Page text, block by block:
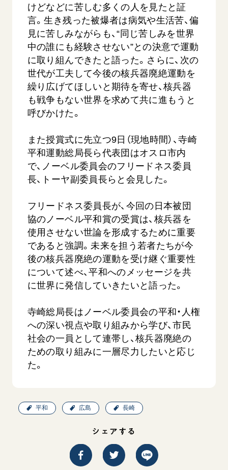
けどなどに苦しむ多くの人を見たと証
言。生き残った被爆者は病気や生活苦、偏
見に苦しみながらも、“同じ苦しみを世界
中の誰にも経験させない”との決意で運動
に取り組んできたと語った。さらに、次の
世代が工夫して今後の核兵器廃絶運動を
繰り広げてほしいと期待を寄せ、核兵器
も戦争もない世界を求めて共に進もうと
呼びかけた。
また授賞式に先立つ9日（現地時間）、寺崎
平和運動総局長ら代表団はオスロ市内
で、ノーベル委員会のフリードネス委員
長、トーヤ副委員長らと会見した。
フリードネス委員長が、今回の日本被団
協のノーベル平和賞の受賞は、核兵器を
使用させない世論を形成するために重要
であると強調。未来を担う若者たちが今
後の核兵器廃絶の運動を受け継ぐ重要性
について述べ、平和へのメッセージを共
に世界に発信していきたいと語った。
寺崎総局長はノーベル委員会の平和・人権
への深い視点や取り組みから学び、市民
社会の一員として連帯し、核兵器廃絶の
ための取り組みに一層尽力したいと応じ
た。
平和 広島 長崎
シェアする